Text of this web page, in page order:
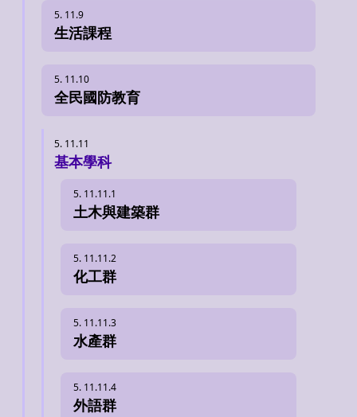
生活課程
全民國防教育
基本學科
土木與建築群
化工群
水產群
外語群